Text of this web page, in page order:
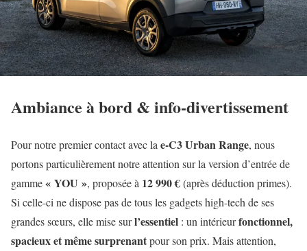
Ambiance à bord & info-divertissement
Pour notre premier contact avec la e-C3 Urban Range, nous
portons particulièrement notre attention sur la version d’entrée de
gamme« YOU », proposée à 12 990 €(après déduction primes).
Si celle-ci ne dispose pas de tous les gadgets high-tech de ses
grandes sœurs, elle mise surl’essentiel : un intérieurfonctionnel,
spacieux et même surprenantpour son prix. Mais attention,